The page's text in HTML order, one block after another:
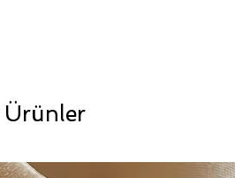
Ürünler